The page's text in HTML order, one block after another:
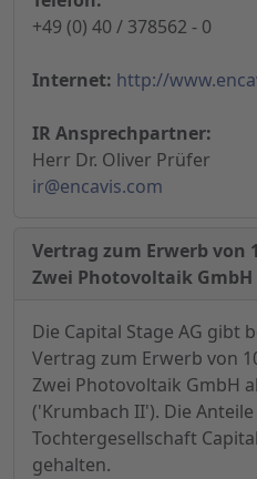
+49 (0) 40 / 378562 - 0
Internet: http://
IR Ansprechpartner:
Herr Dr. Oliver Prüfer
ir@encavis.com
Vertrag zum Erwerb von
Zwei Photovoltaik GmbH
Die Capital Stage AG gibt
Vertrag zum Erwerb von
Zwei Photovoltaik GmbH
('Krumbach II'). Die
Tochtergesellschaft
gehalten.